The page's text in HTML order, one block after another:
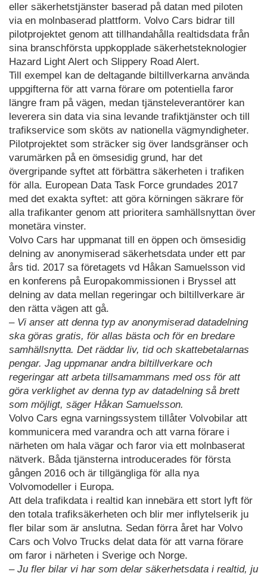
eller säkerhetstjänster baserad på datan med piloten
via en molnbaserad plattform. Volvo Cars bidrar till
pilotprojektet genom att tillhandahålla realtidsdata från
sina branschförsta uppkopplade säkerhetsteknologier
Hazard Light Alert och Slippery Road Alert.
Till exempel kan de deltagande biltillverkarna använda
uppgifterna för att varna förare om potentiella faror
längre fram på vägen, medan tjänsteleverantörer kan
leverera sin data via sina levande trafiktjänster och till
trafikservice som sköts av nationella vägmyndigheter.
Pilotprojektet som sträcker sig över landsgränser och
varumärken på en ömsesidig grund, har det
övergripande syftet att förbättra säkerheten i trafiken
för alla. European Data Task Force grundades 2017
med det exakta syftet: att göra körningen säkrare för
alla trafikanter genom att prioritera samhällsnyttan över
monetära vinster.
Volvo Cars har uppmanat till en öppen och ömsesidig
delning av anonymiserad säkerhetsdata under ett par
års tid. 2017 sa företagets vd Håkan Samuelsson vid
en konferens på Europakommissionen i Bryssel att
delning av data mellan regeringar och biltillverkare är
den rätta vägen att gå.
– Vi anser att denna typ av anonymiserad datadelning
ska göras gratis, för allas bästa och för en bredare
samhällsnytta. Det räddar liv, tid och skattebetalarnas
pengar. Jag uppmanar andra biltillverkare och
regeringar att arbeta tillsamammans med oss för att
göra verklighet av denna typ av datadelning så brett
som möjligt, säger Håkan Samuelsson.
Volvo Cars egna varningssystem tillåter Volvobilar att
kommunicera med varandra och att varna förare i
närheten om hala vägar och faror via ett molnbaserat
nätverk. Båda tjänsterna introducerades för första
gången 2016 och är tillgängliga för alla nya
Volvomodeller i Europa.
Att dela trafikdata i realtid kan innebära ett stort lyft för
den totala trafiksäkerheten och blir mer inflytelserik ju
fler bilar som är anslutna. Sedan förra året har Volvo
Cars och Volvo Trucks delat data för att varna förare
om faror i närheten i Sverige och Norge.
– Ju fler bilar vi har som delar säkerhetsdata i realtid, ju